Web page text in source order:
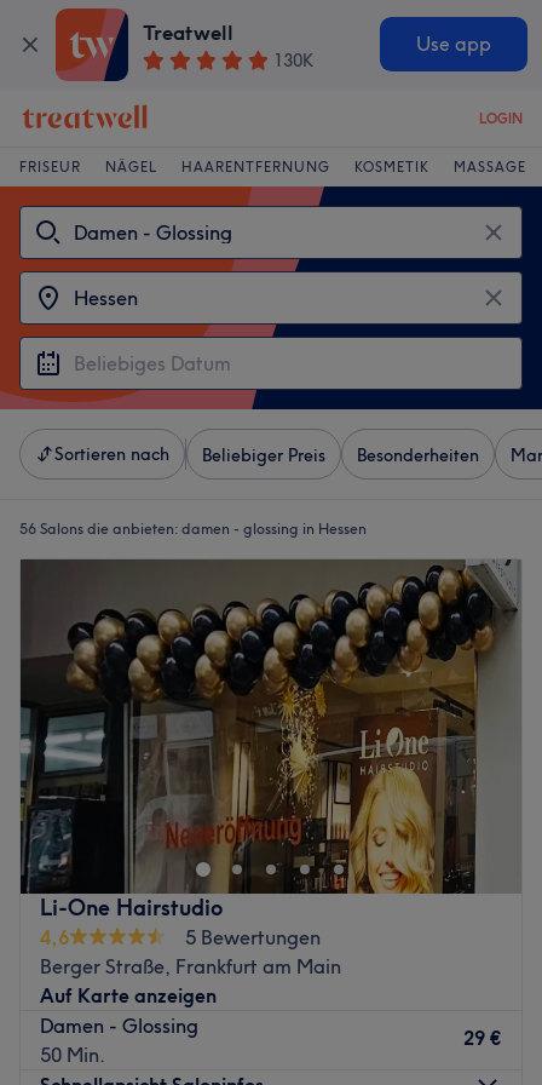
Treatwell
130K
Use app
LOGIN
FRISEUR NÄGEL HAARENTFERNUNG KOSMETIK MASSAGE
Sortieren nach Beliebiger Preis Besonderheiten
56 Salons die anbieten: damen - glossing in Hessen
Li-One Hairstudio
4,6
5 Bewertungen
Berger Straße, Frankfurt am Main
Auf Karte anzeigen
Damen - Glossing
50 Min.
29 €